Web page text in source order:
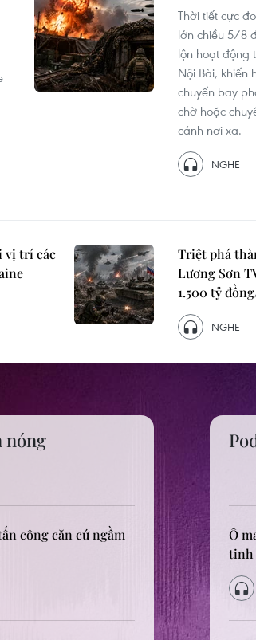
Thời tiết cực
lớn chiều 5/8
lộn hoạt động
Nội Bài, khiến
chuyến bay
chờ hoặc
cánh nơi xa.
NGHE
vị trí các
Triệt phá
Lương Sơn
1.500 tỷ
NGHE
văn hóa ẩm thực
Tràng An
"Nỗi
viên
1/7